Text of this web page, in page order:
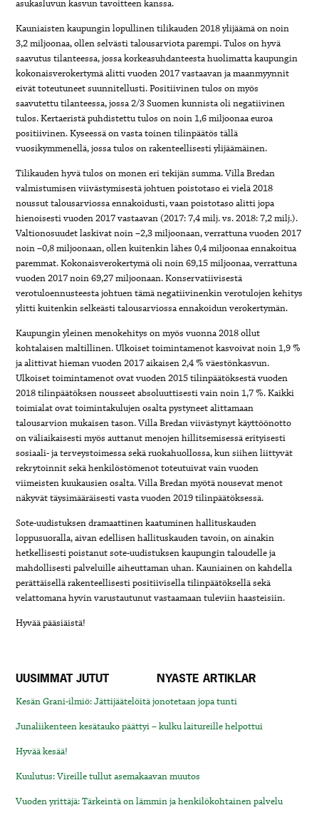
asukasluvun kasvun tavoitteen kanssa.
Kauniaisten kaupungin lopullinen tilikauden 2018 ylijäämä on noin
3,2 miljoonaa, ollen selvästi talousarviota parempi. Tulos on hyvä
saavutus tilanteessa, jossa korkeasuhdanteesta huolimatta kaupungin
kokonaisverokertymä alitti vuoden 2017 vastaavan ja maanmyynnit
eivät toteutuneet suunnitellusti. Positiivinen tulos on myös
saavutettu tilanteessa, jossa 2/3 Suomen kunnista oli negatiivinen
tulos. Kertaeristä puhdistettu tulos on noin 1,6 miljoonaa euroa
positiivinen. Kyseessä on vasta toinen tilinpäätös tällä
vuosikymmenellä, jossa tulos on rakenteellisesti ylijäämäinen.
Tilikauden hyvä tulos on monen eri tekijän summa. Villa Bredan
valmistumisen viivästymisestä johtuen poistotaso ei vielä 2018
noussut talousarviossa ennakoidusti, vaan poistotaso alitti jopa
hienoisesti vuoden 2017 vastaavan (2017: 7,4 milj. vs. 2018: 7,2 milj.).
Valtionosuudet laskivat noin –2,3 miljoonaan, verrattuna vuoden 2017
noin –0,8 miljoonaan, ollen kuitenkin lähes 0,4 miljoonaa ennakoitua
paremmat. Kokonaisverokertymä oli noin 69,15 miljoonaa, verrattuna
vuoden 2017 noin 69,27 miljoonaan. Konservatiivisestä
verotuloennusteesta johtuen tämä negatiivinenkin verotulojen kehitys
ylitti kuitenkin selkeästi talousarviossa ennakoidun verokertymän.
Kaupungin yleinen menokehitys on myös vuonna 2018 ollut
kohtalaisen maltillinen. Ulkoiset toimintamenot kasvoivat noin 1,9 %
ja alittivat hieman vuoden 2017 aikaisen 2,4 % väestönkasvun.
Ulkoiset toimintamenot ovat vuoden 2015 tilinpäätöksestä vuoden
2018 tilinpäätöksen nousseet absoluuttisesti vain noin 1,7 %. Kaikki
toimialat ovat toimintakulujen osalta pystyneet alittamaan
talousarvion mukaisen tason. Villa Bredan viivästynyt käyttöönotto
on väliaikaisesti myös auttanut menojen hillitsemisessä erityisesti
sosiaali- ja terveystoimessa sekä ruokahuollossa, kun siihen liittyvät
rekrytoinnit sekä henkilöstömenot toteutuivat vain vuoden
viimeisten kuukausien osalta. Villa Bredan myötä nousevat menot
näkyvät täysimääräisesti vasta vuoden 2019 tilinpäätöksessä.
Sote-uudistuksen dramaattinen kaatuminen hallituskauden
loppusuoralla, aivan edellisen hallituskauden tavoin, on ainakin
hetkellisesti poistanut sote-uudistuksen kaupungin taloudelle ja
mahdollisesti palveluille aiheuttaman uhan. Kauniainen on kahdella
perättäisellä rakenteellisesti positiivisella tilinpäätöksellä sekä
velattomana hyvin varustautunut vastaamaan tuleviin haasteisiin.
Hyvää pääsiäistä!
UUSIMMAT JUTUT NYASTE ARTIKLAR
Kesän Grani-ilmiö: Jättijäätelöitä jonotetaan jopa tunti
Junaliikenteen kesätauko päättyi – kulku laitureille helpottui
Hyvää kesää!
Kuulutus: Vireille tullut asemakaavan muutos
Vuoden yrittäjä: Tärkeintä on lämmin ja henkilökohtainen palvelu